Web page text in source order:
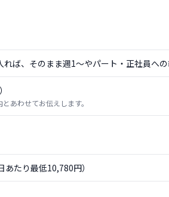
ば、そのまま週1〜やパート・正社員への
あわせてお伝えします。
たり最低10,780円）